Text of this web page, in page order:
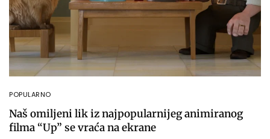
POPULARNO
Naš omiljeni lik iz najpopularnijeg animiranog
filma “Up” se vraća na ekrane